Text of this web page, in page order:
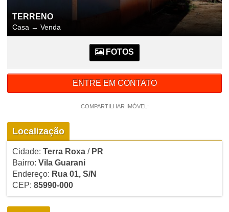
TERRENO
Casa → Venda
FOTOS
ENTRE EM CONTATO
COMPARTILHAR IMÓVEL:
Localização
Cidade: Terra Roxa/ PR
Bairro: Vila Guarani
Endereço: Rua 01, S/N
CEP: 85990-000